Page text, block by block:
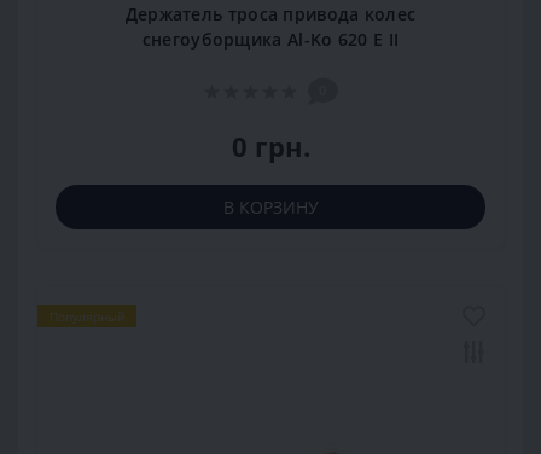
Держатель троса привода колес
снегоуборщика Al-Ko 620 Е II
0 грн.
В КОРЗИНУ
Популярный